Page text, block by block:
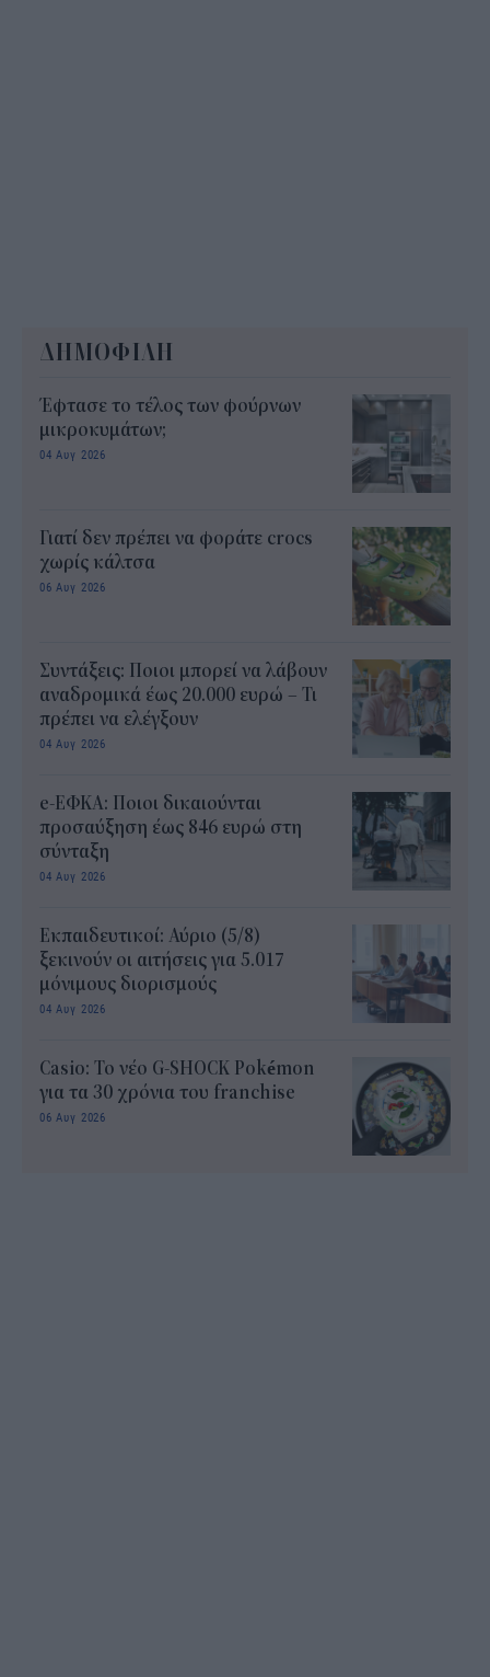
ΔΗΜΟΦΙΛΗ
Έφτασε το τέλος των φούρνων
μικροκυμάτων;
04 Αυγ 2026
Γιατί δεν πρέπει να φοράτε crocs
χωρίς κάλτσα
06 Αυγ 2026
Συντάξεις: Ποιοι μπορεί να λάβουν
αναδρομικά έως 20.000 ευρώ – Τι
πρέπει να ελέγξουν
04 Αυγ 2026
e-ΕΦΚΑ: Ποιοι δικαιούνται
προσαύξηση έως 846 ευρώ στη
σύνταξη
04 Αυγ 2026
Εκπαιδευτικοί: Αύριο (5/8)
ξεκινούν οι αιτήσεις για 5.017
μόνιμους διορισμούς
04 Αυγ 2026
Casio: Το νέο G-SHOCK Pokémon
για τα 30 χρόνια του franchise
06 Αυγ 2026